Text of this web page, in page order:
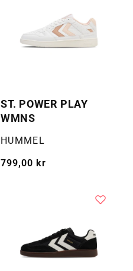
ST. POWER PLAY
WMNS
Selger:
HUMMEL
Vanlig
799,00 kr